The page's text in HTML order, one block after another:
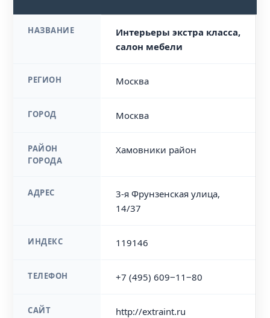
НАЗВАНИЕ
Интерьеры экстра класса,
салон мебели
РЕГИОН Москва
ГОРОД Москва
РАЙОН
ГОРОДА
Хамовники район
АДРЕС
3-я Фрунзенская улица,
14/37
ИНДЕКС 119146
ТЕЛЕФОН +7 (495) 609‒11‒80
САЙТ http://extraint.ru